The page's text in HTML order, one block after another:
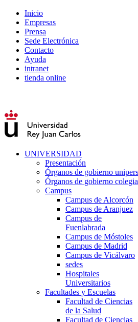
Inicio
Empresas
Prensa
Sede Electrónica
Contacto
Ayuda
intranet
tienda online
UNIVERSIDAD
Presentación
Órganos de gobierno
Órganos de gobierno
Campus
Campus de Alcorcón
Campus de Aranjuez
Campus de
Fuenlabrada
Campus de Móstoles
Campus de Madrid
Campus de Vicálvaro
sedes
Hospitales
Universitarios
Facultades y Escuelas
Facultad de Ciencias
de la Salud
Facultad de Ciencias